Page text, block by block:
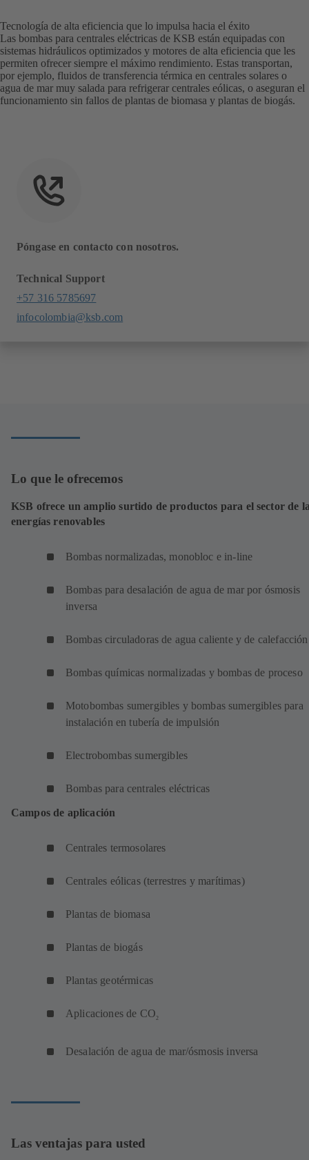
Tecnología de alta eficiencia que lo impulsa hacia el éxito
Las bombas para centrales eléctricas de KSB están equipadas con
sistemas hidráulicos optimizados y motores de alta eficiencia que les
permiten ofrecer siempre el máximo rendimiento. Estas transportan,
por ejemplo, fluidos de transferencia térmica en centrales solares o
agua de mar muy salada para refrigerar centrales eólicas, o aseguran el
funcionamiento sin fallos de plantas de biomasa y plantas de biogás.
Póngase en contacto con nosotros.
Technical Support
+57 316 5785697
infocolombia@ksb.com
Lo que le ofrecemos
KSB ofrece un amplio surtido de productos para el sector de
energías renovables
Bombas normalizadas, monobloc e in-line
Bombas para desalación de agua de mar por ósmosis
inversa
Bombas circuladoras de agua caliente y de calefacción
Bombas químicas normalizadas y bombas de proceso
Motobombas sumergibles y bombas sumergibles para
instalación en tubería de impulsión
Electrobombas sumergibles
Bombas para centrales eléctricas
Campos de aplicación
Centrales termosolares
Centrales eólicas (terrestres y marítimas)
Plantas de biomasa
Plantas de biogás
Plantas geotérmicas
Aplicaciones de CO2
Desalación de agua de mar/ósmosis inversa
Las ventajas para usted